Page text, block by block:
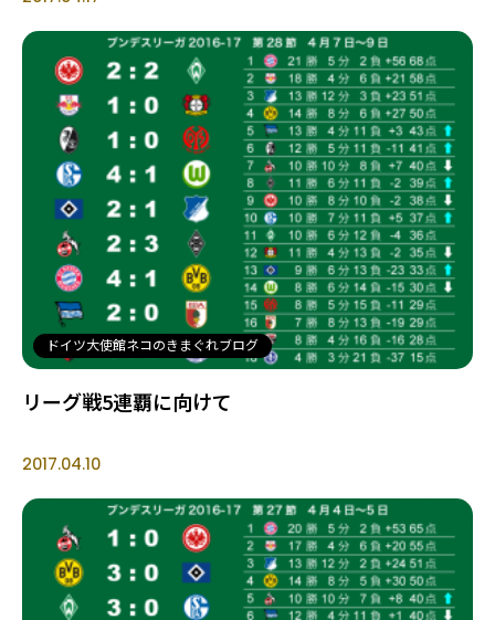
ドイツ大使館ネコのきまぐれブログ
リーグ戦5連覇に向けて
2017.04.10